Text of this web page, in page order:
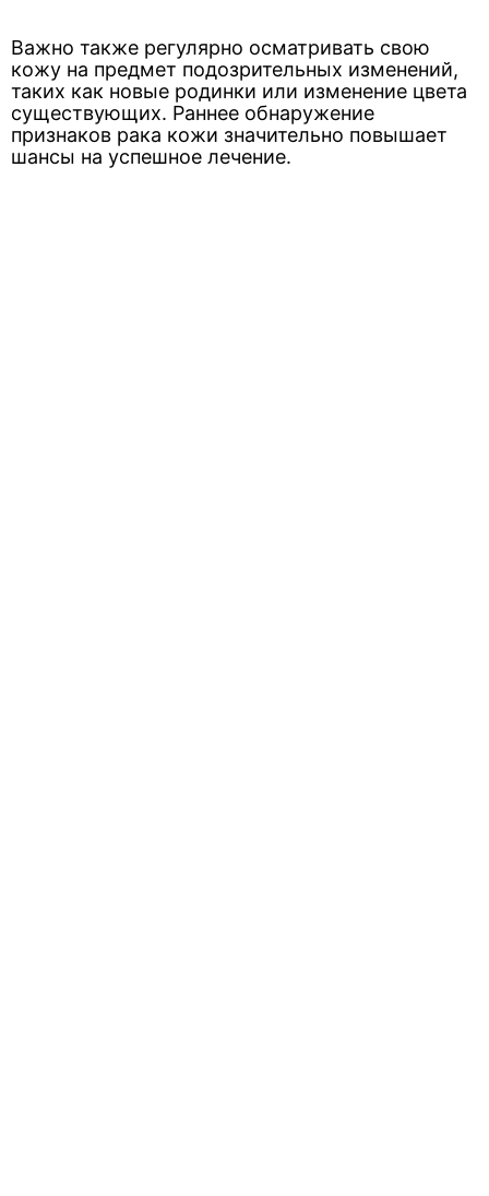
Важно также регулярно осматривать свою
кожу на предмет подозрительных изменений,
таких как новые родинки или изменение цвета
существующих. Раннее обнаружение
признаков рака кожи значительно повышает
шансы на успешное лечение.